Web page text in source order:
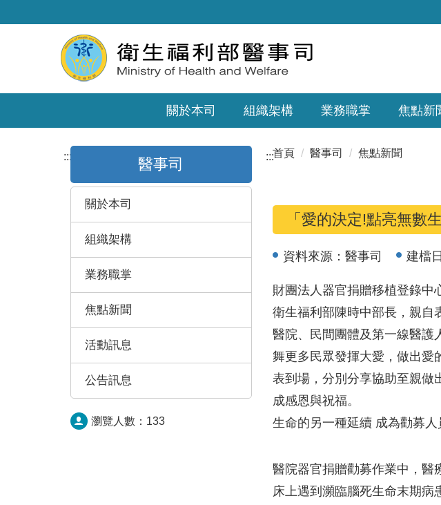
關於本司 組織架構 業務職掌 焦點新
::: 醫事司
關於本司
組織架構
業務職掌
焦點新聞
活動訊息
公告訊息
瀏覽人數： 133
:::首頁 醫事司 焦點新聞
「愛的決定!點亮無數
資料來源： 醫事司 建檔
財團法人器官捐贈移植登錄中
衛生福利部陳時中部長，親自
醫院、民間團體及第一線醫護
舞更多民眾發揮大愛，做出愛
表到場，分別分享協助至親做
成感恩與祝福。
生命的另一種延續 成為勸募
醫院器官捐贈勸募作業中，醫
床上遇到瀕臨腦死生命末期病